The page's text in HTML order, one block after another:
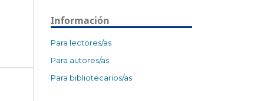
Información
Para lectores/as
Para autores/as
Para bibliotecarios/as